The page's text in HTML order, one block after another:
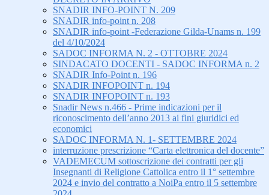
SNADIR INFO-POINT N. 209
SNADIR info-point n. 208
SNADIR info-point -Federazione Gilda-Unams n. 199
del 4/10/2024
SADOC INFORMA N. 2 - OTTOBRE 2024
SINDACATO DOCENTI - SADOC INFORMA n. 2
SNADIR Info-Point n. 196
SNADIR INFOPOINT n. 194
SNADIR INFOPOINT n. 193
Snadir News n.466 - Prime indicazioni per il
riconoscimento dell’anno 2013 ai fini giuridici ed
economici
SADOC INFORMA N. 1- SETTEMBRE 2024
interruzione prescrizione “Carta elettronica del docente”
VADEMECUM sottoscrizione dei contratti per gli
Insegnanti di Religione Cattolica entro il 1° settembre
2024 e invio del contratto a NoiPa entro il 5 settembre